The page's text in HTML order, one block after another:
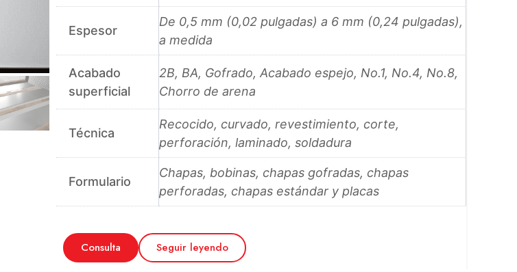
Espesor
De 0,5 mm (0,02 pulgadas) a 6 mm (0,24 pulgadas),
a medida
Acabado
superficial
2B, BA, Gofrado, Acabado espejo, No.1, No.4, No.8,
Chorro de arena
Técnica
Recocido, curvado, revestimiento, corte,
perforación, laminado, soldadura
Formulario
Chapas, bobinas, chapas gofradas, chapas
perforadas, chapas estándar y placas
Consulta Seguir leyendo